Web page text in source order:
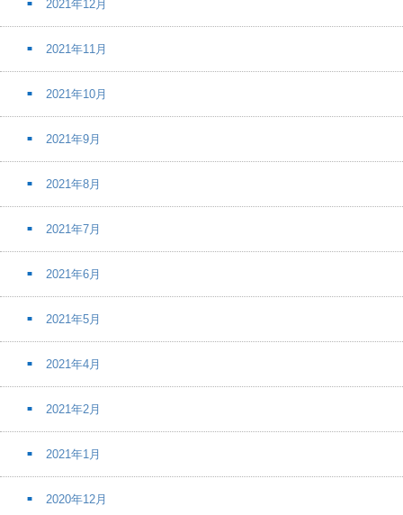
2021年12月
2021年11月
2021年10月
2021年9月
2021年8月
2021年7月
2021年6月
2021年5月
2021年4月
2021年2月
2021年1月
2020年12月